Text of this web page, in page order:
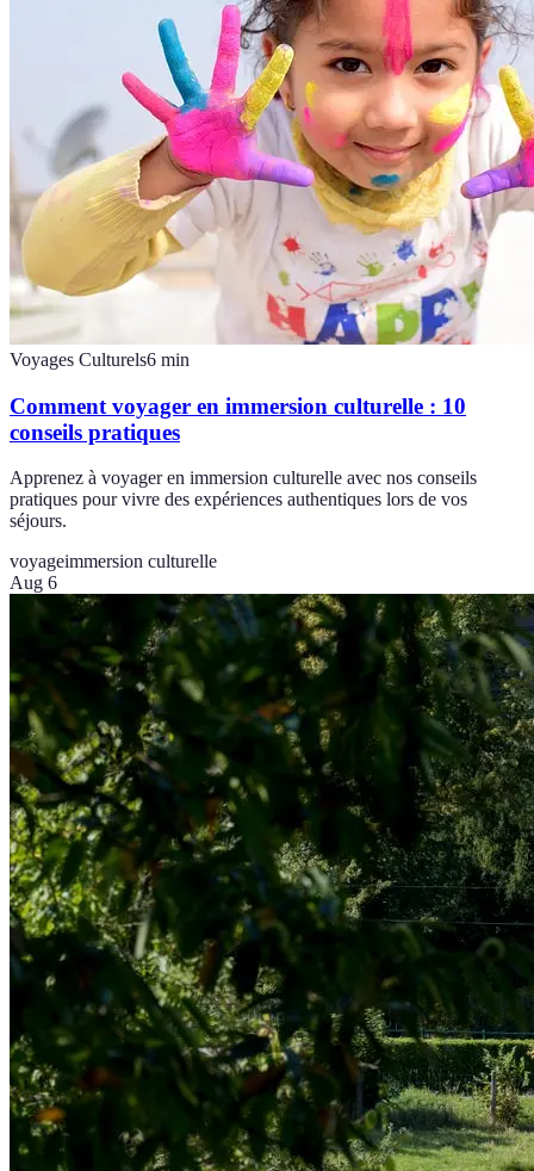
Voyages Culturels6 min
Comment voyager en immersion culturelle : 10
conseils pratiques
Apprenez à voyager en immersion culturelle avec nos conseils
pratiques pour vivre des expériences authentiques lors de vos
séjours.
voyageimmersion culturelle
Aug 6